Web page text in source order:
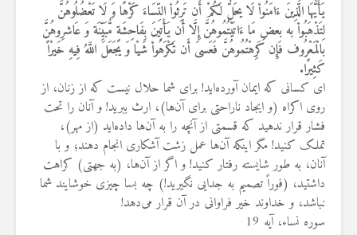
یَأَیُّهَا الَّذِینَ ءَامَنُواْ لَا یحَلُّ لَکُمْ أَن تَرِثُواْ النِّسَاءَ کَرْهًا وَ لَا تَعْضُلُوهُنَّ
لِتَذْهَبُواْ به بعضِ مَا ءَاتَیْتُمُوهُنَّ إِلَّا أَن یَأْتِینَ بِفَاحِشَةٍ مُّبَیِّنَة وَ عَاشرِوهُنَّ
بالْمَعْرُوف فَإِن کَرِهْتُمُوهُنَّ فَعَسیَ أَن تَکْرَهُواْ شَیْا وَ یجَعَلَ اللَّهُ فِیهِ خَیرْاً
کَثِیرًا.
‌ای کسانی که ایمان آورده‌اید! برای شما حلال نیست که از زنان، از
روی اکراه (و ایجاد ناراحتی برای آن‌ها)، ارث ببرید! و آنان را تحت
فشار قرار ندهید که قسمتی از آنچه را به آن‌ها داده‌اید (از مهر)،
تملک کنید! مگر اینکه آن‌ها عمل زشت آشکاری انجام دهند؛ و با
آنان، به طور شایسته رفتار کنید! و اگر از آن‌ها، (به جهتی) کراهت
داشتید، (فوراً تصمیم به جدایی نگیرید!) چه بسا چیزی خوشایند شما
نباشد، و خداوند خیر فراوانی در آن قرار می‌دهد!
سوره نساء، آیه 19